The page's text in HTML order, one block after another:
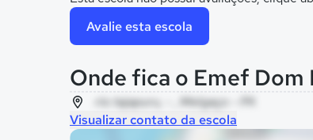
Avalie esta escola
Onde fica o Emef Dom
rio tajapuru, - , Melgaço - PA
Visualizar contato da escola